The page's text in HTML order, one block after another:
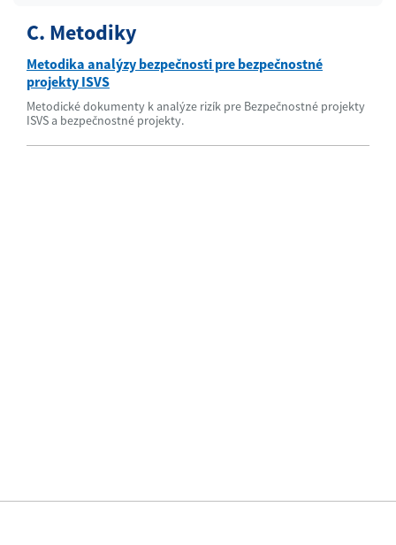
C. Metodiky
Metodika analýzy bezpečnosti pre bezpečnostné
projekty ISVS
Metodické dokumenty k analýze rizík pre Bezpečnostné projekty
ISVS a bezpečnostné projekty.